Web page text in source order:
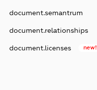
document.semantrum
document.relationships
document.licenses new!